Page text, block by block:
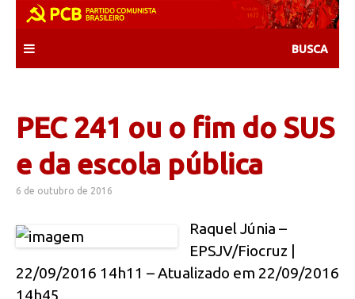
content
PEC 241 ou o fim do SUS
e da escola pública
6 de outubro de 2016
Raquel Júnia –
EPSJV/Fiocruz |
22/09/2016 14h11 – Atualizado em 22/09/2016
14h45